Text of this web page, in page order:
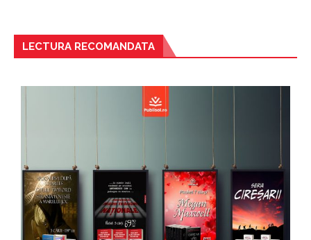
LECTURA RECOMANDATA